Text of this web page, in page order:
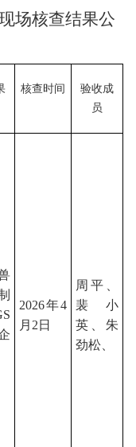
场核查结果公
核查时间
验收成
员
2026年4
月2日
周平、
裴小
英、朱
劲松、